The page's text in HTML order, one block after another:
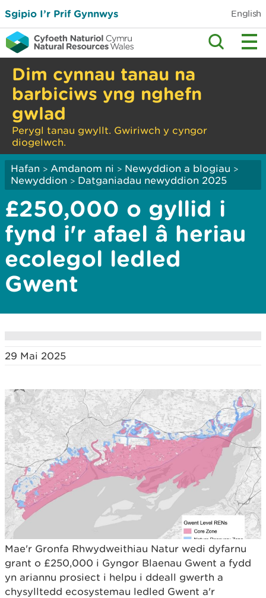
Sgipio I’r Prif Gynnwys English
Dim cynnau tanau na
barbiciws yng nghefn
gwlad
Perygl tanau gwyllt. Gwiriwch y cyngor
diogelwch.
Hafan > Amdanom ni > Newyddion a blogiau >
Newyddion > Datganiadau newyddion 2025
£250,000 o gyllid i
fynd i'r afael â heriau
ecolegol ledled
Gwent
29 Mai 2025
Mae'r Gronfa Rhwydweithiau Natur wedi dyfarnu
grant o £250,000 i Gyngor Blaenau Gwent a fydd
yn ariannu prosiect i helpu i ddeall gwerth a
chysylltedd ecosystemau ledled Gwent a'r